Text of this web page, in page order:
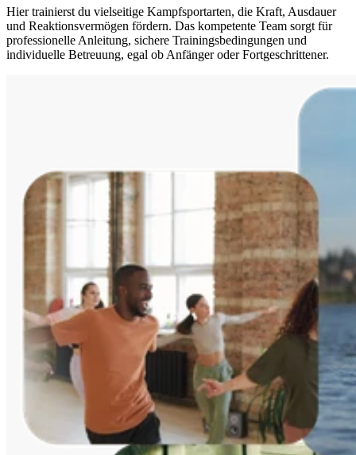
Hier trainierst du vielseitige Kampfsportarten, die Kraft, Ausdauer
und Reaktionsvermögen fördern. Das kompetente Team sorgt für
professionelle Anleitung, sichere Trainingsbedingungen und
individuelle Betreuung, egal ob Anfänger oder Fortgeschrittener.